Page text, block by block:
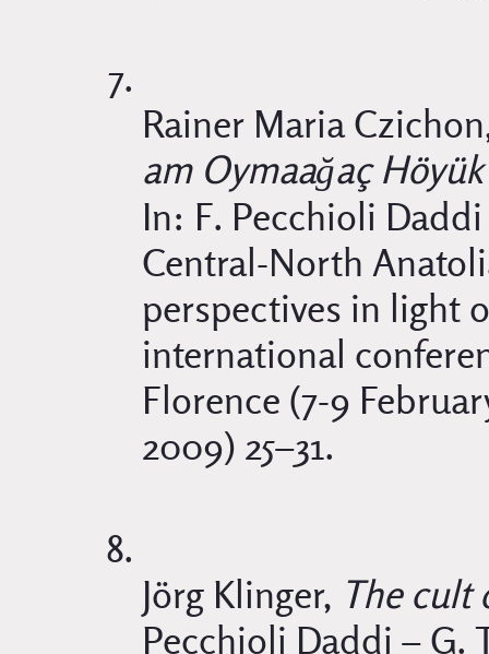
Rainer Maria
am Oymaağaç
In: F. Pecchioli
Central-North
perspectives in light
international
Florence (7-9
2009) 25–31.
Jörg Klinger, The cult
Pecchioli Daddi – G.